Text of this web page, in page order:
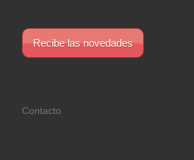
Recibe las novedades
Contacto